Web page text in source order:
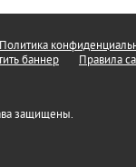
Политика
баннер Правила
защищены.